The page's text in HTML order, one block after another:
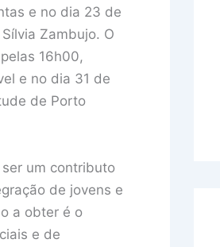
e no dia 23 de
Zambujo. O
16h00,
e no dia 31 de
de Porto
ser um contributo
de jovens e
a obter é o
e de